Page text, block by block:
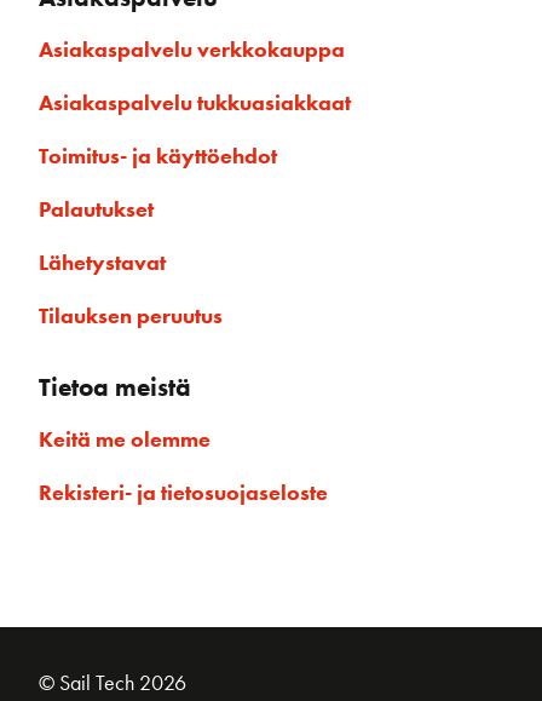
Asiakaspalvelu verkkokauppa
Asiakaspalvelu tukkuasiakkaat
Toimitus- ja käyttöehdot
Palautukset
Lähetystavat
Tilauksen peruutus
Tietoa meistä
Keitä me olemme
Rekisteri- ja tietosuojaseloste
© Sail Tech 2026